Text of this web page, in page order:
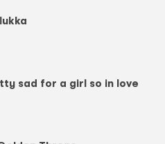
sad for a girl so in love